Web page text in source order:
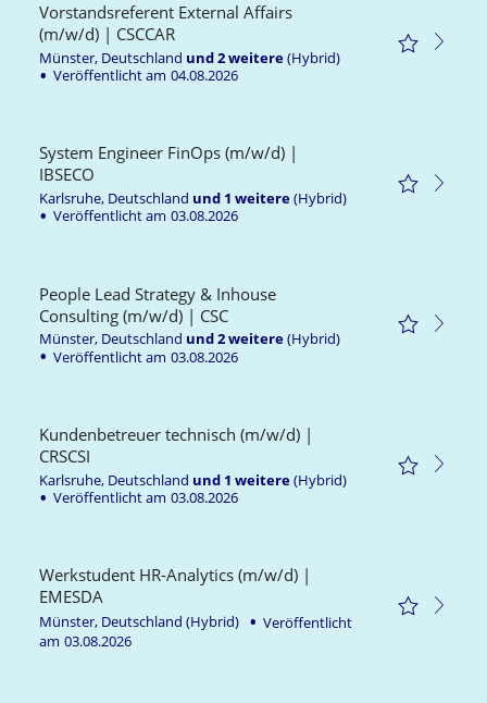
Vorstandsreferent External Affairs
(m/w/d) | CSCCAR
Münster, Deutschland und2weitere(Hybrid)
Veröffentlicht am 04.08.2026
System Engineer FinOps (m/w/d) |
IBSECO
Karlsruhe, Deutschland und 1 weitere(Hybrid)
Veröffentlicht am 03.08.2026
People Lead Strategy & Inhouse
Consulting (m/w/d) | CSC
Münster, Deutschland und2weitere(Hybrid)
Veröffentlicht am 03.08.2026
Kundenbetreuer technisch (m/w/d) |
CRSCSI
Karlsruhe, Deutschland und 1 weitere(Hybrid)
Veröffentlicht am 03.08.2026
Werkstudent HR-Analytics (m/w/d) |
EMESDA
Münster, Deutschland (Hybrid)
Veröffentlicht
am 03.08.2026